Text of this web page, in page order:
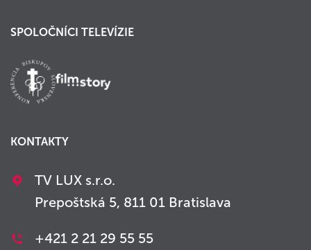
SPOLOČNÍCI TELEVÍZIE
KONTAKTY
TV LUX s.r.o.
Prepoštská 5, 811 01 Bratislava
+421 2 21 29 55 55